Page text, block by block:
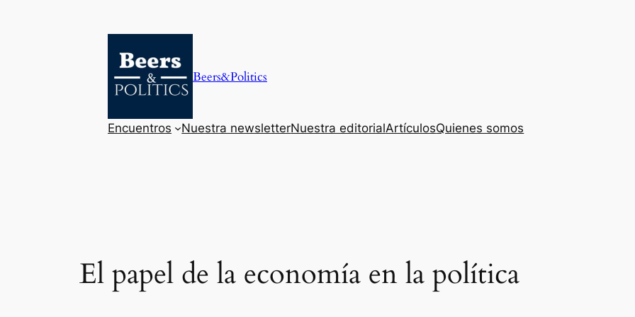
Beers&Politics
Encuentros Nuestra newsletterNuestra editorialArtículosQuienes somos
El papel de la economía en la política